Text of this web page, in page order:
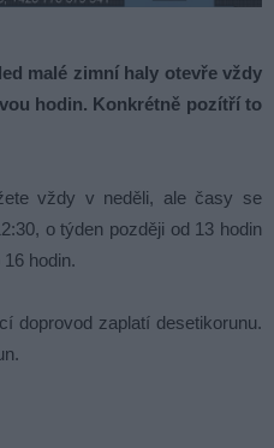
malé zimní haly otevře vždy
hodin. Konkrétně pozítří to
vždy v neděli, ale časy se
o týden později od 13 hodin
hodin.
doprovod zaplatí desetikorunu.